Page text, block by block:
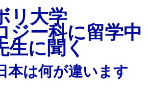
リ大学
ジー科に留学中
生に聞く
本は何が違います